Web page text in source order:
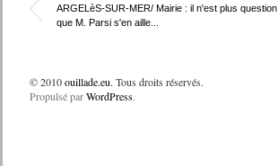
ARGELèS-SUR-MER/ Mairie : il n'est plus question
que M. Parsi s'en aille...
© 2010ouillade.eu. Tous droits réservés.
Propulsé parWordPress.